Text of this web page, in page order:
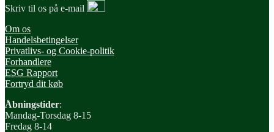
Skriv til os på e-mail
Om os
Handelsbetingelser
Privatlivs- og Cookie-politik
Forhandlere
ESG Rapport
Fortryd dit køb
Åbningstider:
Mandag-Torsdag 8-15
Fredag 8-14